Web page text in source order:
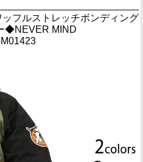
フルストレッチボンディング
◆NEVER MIND